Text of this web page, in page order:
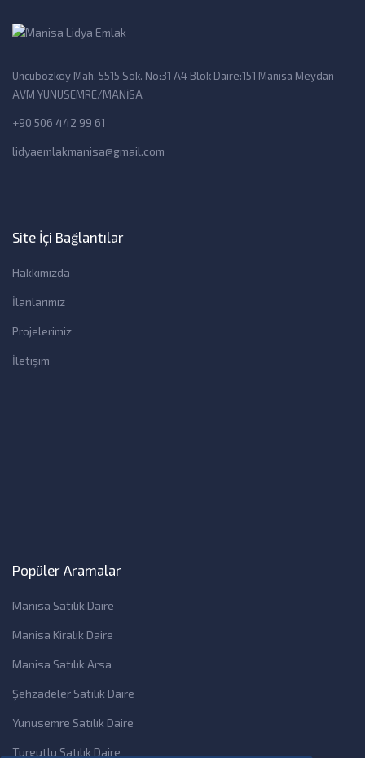
Uncubozköy Mah. 5515 Sok. No:31 A4 Blok Daire:151 Manisa Meydan
AVM YUNUSEMRE/MANİSA
+90 506 442 99 61
lidyaemlakmanisa@gmail.com
Site İçi Bağlantılar
Hakkımızda
İlanlarımız
Projelerimiz
İletişim
Popüler Aramalar
Manisa Satılık Daire
Manisa Kiralık Daire
Manisa Satılık Arsa
Şehzadeler Satılık Daire
Yunusemre Satılık Daire
Turgutlu Satılık Daire